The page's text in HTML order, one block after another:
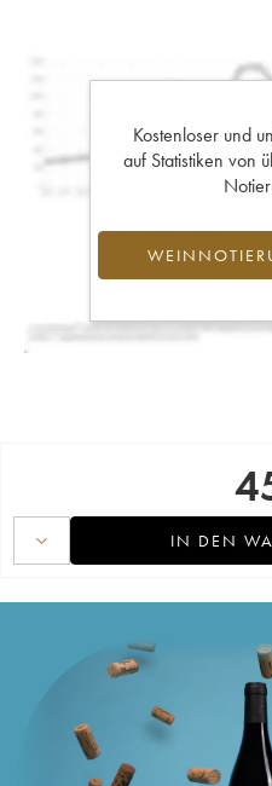
Kostenloser und
auf Statistiken von
IN DEN